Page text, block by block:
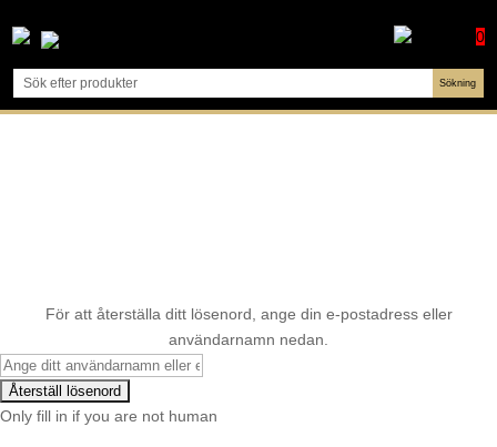
0
För att återställa ditt lösenord, ange din e-postadress eller
användarnamn nedan.
Only fill in if you are not human